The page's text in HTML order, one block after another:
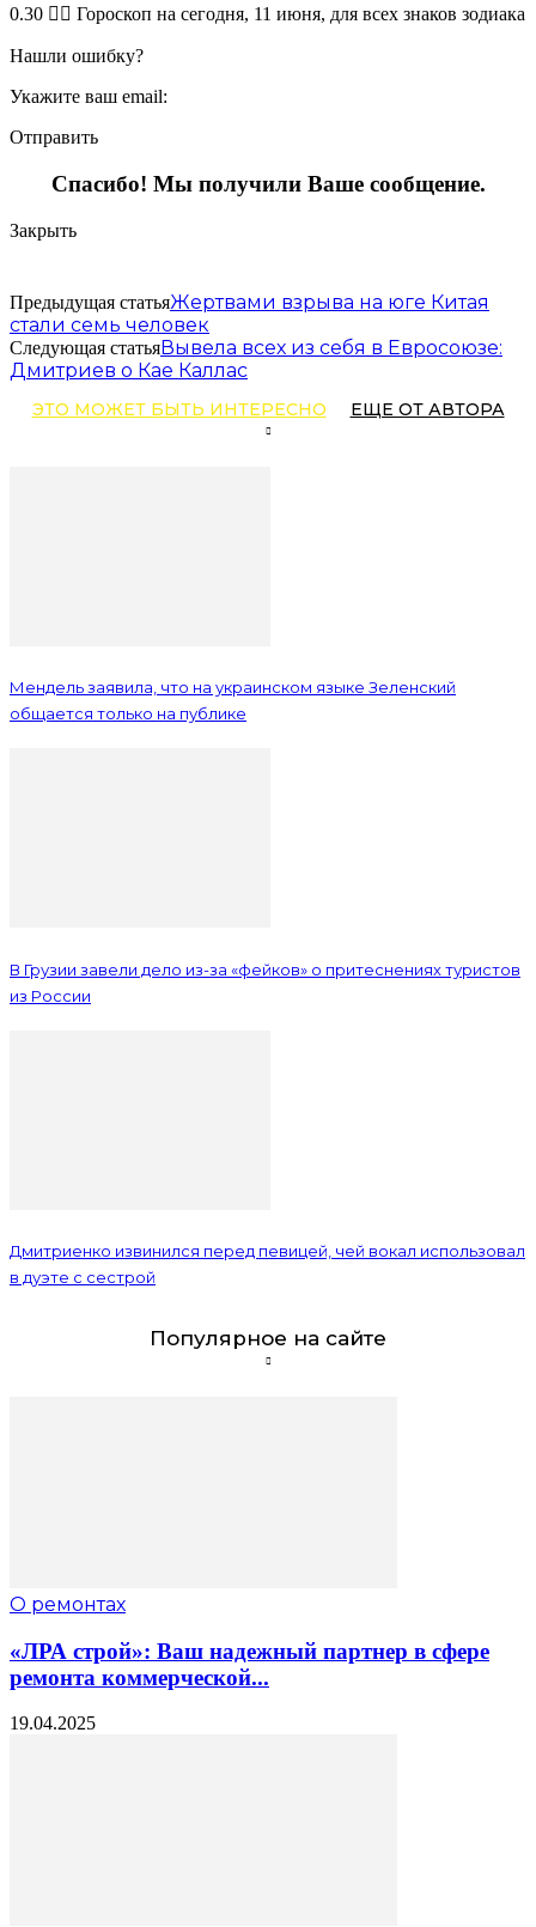
0.30 🧙‍♀ Гороскоп на сегодня, 11 июня, для всех знаков зодиака
Нашли ошибку?
Укажите ваш email:
Отправить
Спасибо! Мы получили Ваше сообщение.
Закрыть
Предыдущая статьяЖертвами взрыва на юге Китая
стали семь человек
Следующая статьяВывела всех из себя в Евросоюзе:
Дмитриев о Кае Каллас
ЭТО МОЖЕТ БЫТЬ ИНТЕРЕСНО ЕЩЕ ОТ АВТОРА
Мендель заявила, что на украинском языке Зеленский
общается только на публике
В Грузии завели дело из-за «фейков» о притеснениях туристов
из России
Дмитриенко извинился перед певицей, чей вокал использовал
в дуэте с сестрой
Популярное на сайте
О ремонтах
«ЛРА строй»: Ваш надежный партнер в сфере
ремонта коммерческой...
19.04.2025